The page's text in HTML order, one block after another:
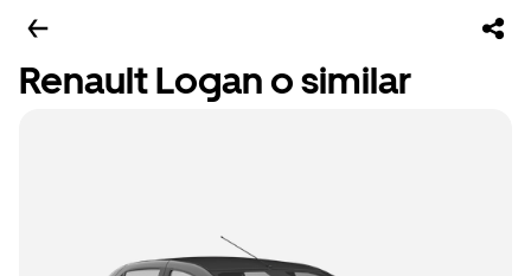
Renault Logan o similar